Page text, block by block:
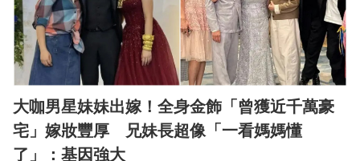
大咖男星妹妹出嫁！全身金飾「曾獲近千萬豪
宅」嫁妝豐厚 兄妹長超像「一看媽媽懂
了」：基因強大